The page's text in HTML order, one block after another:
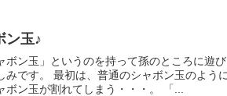
ン玉♪
玉」というのを持って孫のところに遊びに行きま
に風に飛ばして楽しんでいたの
ですが、普通にシャボン玉が割れてしまう・・・。 「...